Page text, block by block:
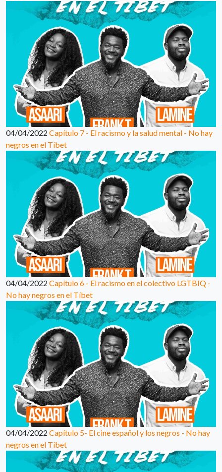
04/04/2022 Capítulo 7 - El racismo y la salud mental - No hay
negros en el Tíbet
04/04/2022 Capítulo 6 - El racismo en el colectivo LGTBIQ -
No hay negros en el Tíbet
04/04/2022 Capítulo 5- El cine español y los negros - No hay
negros en el Tíbet